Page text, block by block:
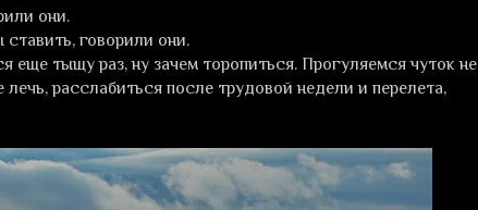
они.
говорили они.
тыщу раз, ну зачем торопиться. Прогуляемся чуток не
расслабиться после трудовой недели и перелета,